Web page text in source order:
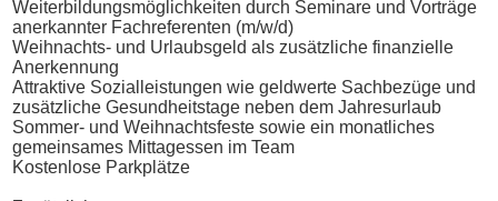
Weiterbildungsmöglichkeiten durch Seminare und Vorträge
anerkannter Fachreferenten (m/w/d)
Weihnachts- und Urlaubsgeld als zusätzliche finanzielle
Anerkennung
Attraktive Sozialleistungen wie geldwerte Sachbezüge und
zusätzliche Gesundheitstage neben dem Jahresurlaub
Sommer- und Weihnachtsfeste sowie ein monatliches
gemeinsames Mittagessen im Team
Kostenlose Parkplätze